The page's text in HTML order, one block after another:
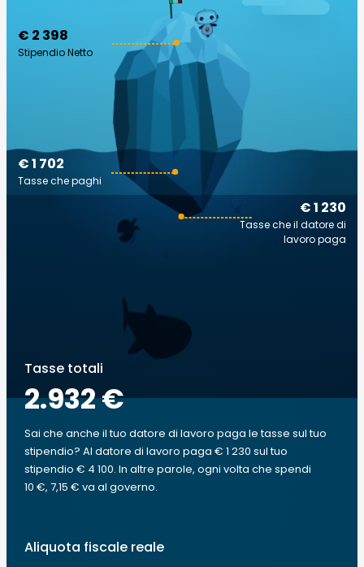
€ 2 398
Stipendio Netto
€ 1 230
Tasse che il datore di
lavoro paga
€ 1 702
Tasse che paghi
Tasse totali
2.932 €
Sai che anche il tuo datore di lavoro paga le tasse sul tuo
stipendio? Al datore di lavoro paga € 1 230 sul tuo
stipendio € 4 100. In altre parole, ogni volta che spendi
10 €, 7,15 € va al governo.
Aliquota fiscale reale